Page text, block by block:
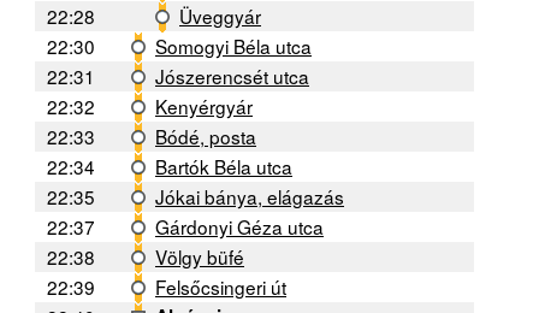
22:28
Üveggyár
22:30
Somogyi Béla utca
22:31
Jószerencsét utca
22:32
Kenyérgyár
22:33
Bódé, posta
22:34
Bartók Béla utca
22:35
Jókai bánya, elágazás
22:37
Gárdonyi Géza utca
22:38
Völgy büfé
22:39
Felsőcsingeri út